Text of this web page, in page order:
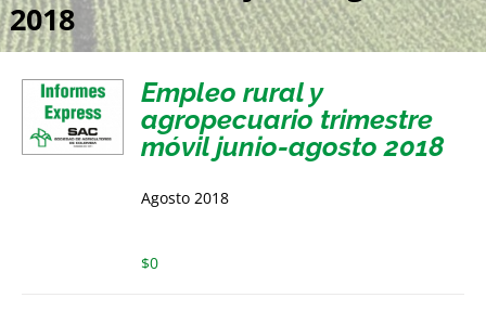
2018
Empleo rural y
agropecuario trimestre
móvil junio-agosto 2018
Agosto 2018
$0